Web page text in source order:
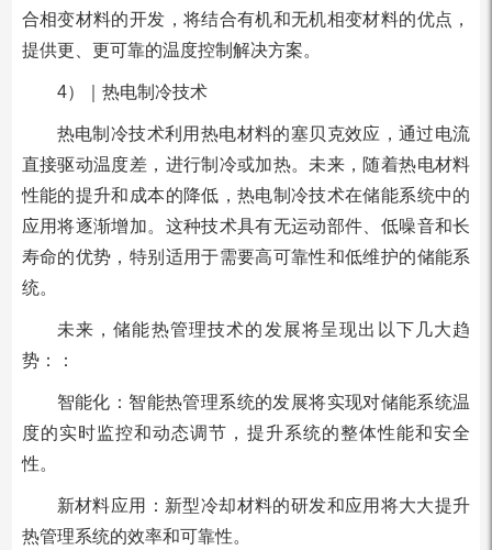
合相变材料的开发，将结合有机和无机相变材料的优点，
提供更、更可靠的温度控制解决方案。
4）｜热电制冷技术
热电制冷技术利用热电材料的塞贝克效应，通过电流
直接驱动温度差，进行制冷或加热。未来，随着热电材料
性能的提升和成本的降低，热电制冷技术在储能系统中的
应用将逐渐增加。这种技术具有无运动部件、低噪音和长
寿命的优势，特别适用于需要高可靠性和低维护的储能系
统。
未来，储能热管理技术的发展将呈现出以下几大趋
势：：
智能化：智能热管理系统的发展将实现对储能系统温
度的实时监控和动态调节，提升系统的整体性能和安全
性。
新材料应用：新型冷却材料的研发和应用将大大提升
热管理系统的效率和可靠性。